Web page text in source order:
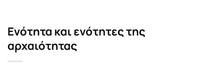
Ενότητα και ενότητες της
αρχαιότητας